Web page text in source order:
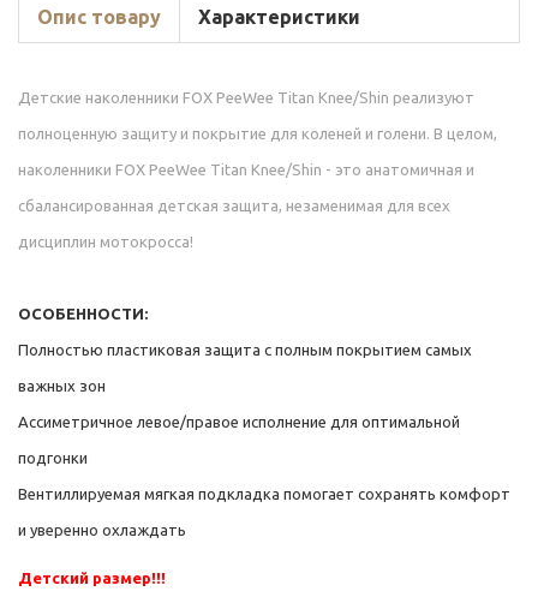
Опис товару Характеристики
Детские наколенники FOX PeeWee Titan Knee/Shin реализуют
полноценную защиту и покрытие для коленей и голени. В целом,
наколенники FOX PeeWee Titan Knee/Shin - это анатомичная и
сбалансированная детская защита, незаменимая для всех
дисциплин мотокросса!
ОСОБЕННОСТИ:
Полностью пластиковая защита с полным покрытием самых
важных зон
Ассиметричное левое/правое исполнение для оптимальной
подгонки
Вентиллируемая мягкая подкладка помогает сохранять комфорт
и уверенно охлаждать
Детский размер!!!